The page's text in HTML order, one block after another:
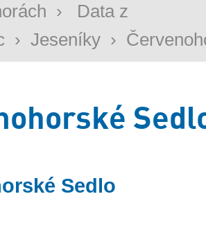
›
Data z
› Jeseníky ›
Sedlo